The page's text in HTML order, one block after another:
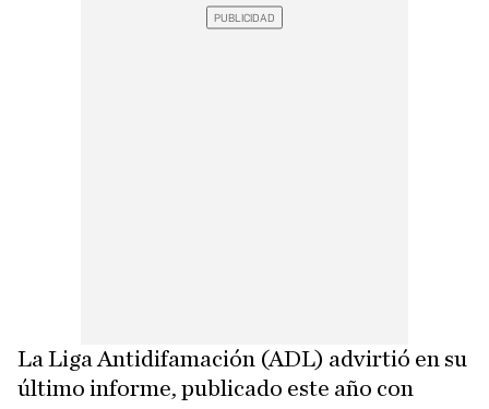
La Liga Antidifamación (ADL) advirtió en su
último informe, publicado este año con